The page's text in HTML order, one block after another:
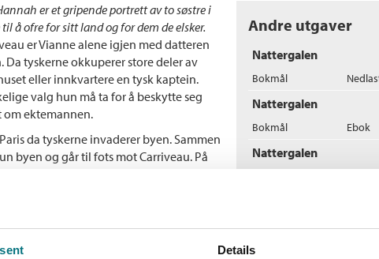
Details
er et gripende portrett av to søstre i
å ofre for sitt land og for dem de elsker.
er Vianne alene igjen med datteren
tyskerne okkuperer store deler av
eller innkvartere en tysk kaptein.
valg hun må ta for å beskytte seg
om ektemannen.
da tyskerne invaderer byen. Sammen
byen og går til fots mot Carriveau. På
nært hold og møter en ung
i. Men da han svikter henne, må
seg inn i motstandskampen, og
redde andre og kjempe for et fritt
Andre utgaver
Nattergalen
Bokmål
Nattergalen
Bokmål Ebok
Nattergalen